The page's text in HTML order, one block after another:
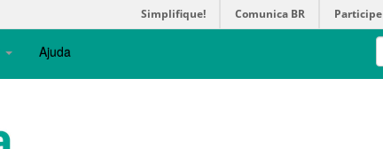
Simplifique! Comunica BR Participe
Ajuda